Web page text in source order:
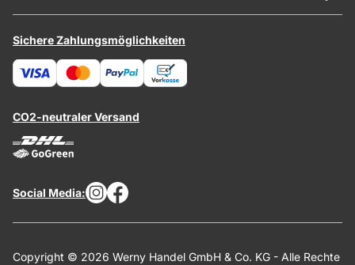
Sichere Zahlungsmöglichkeiten
CO2-neutraler Versand
Social Media:
Copyright © 2026 Werny Handel GmbH & Co. KG - Alle Rechte